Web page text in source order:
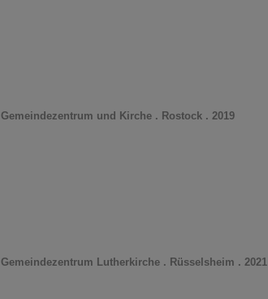
Gemeindezentrum und Kirche . Rostock . 2019
Gemeindezentrum Lutherkirche . Rüsselsheim . 2021